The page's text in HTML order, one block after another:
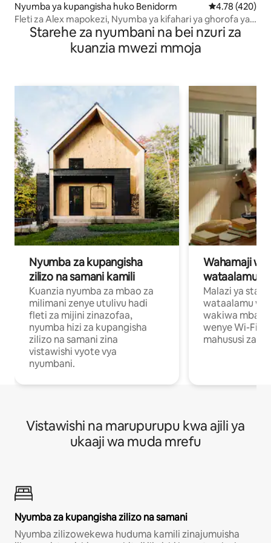
Nyumba ya kupangisha huko Benidorm Ukadiriaji wa
4.78 (420)
Fleti za Alex mapokezi, Nyumba ya kifahari ya ghorofa ya
Starehe za nyumbani na bei nzuri za
kuanzia mwezi mmoja
Nyumba za kupangisha
zilizo na samani kamili
Kuanzia nyumba za mbao za
milimani zenye utulivu hadi
fleti za mijini zinazofaa,
nyumba hizi za kupangisha
zilizo na samani zina
vistawishi vyote vya
nyumbani.
Wahamaji
wataalamu
Malazi ya
wataalamu
wakiwa mbali
wenye Wi-Fi
mahususi za
Vistawishi na marupurupu kwa ajili ya
ukaaji wa muda mrefu
Nyumba za kupangisha zilizo na samani
Nyumba zilizowekewa huduma kamili zinajumuisha